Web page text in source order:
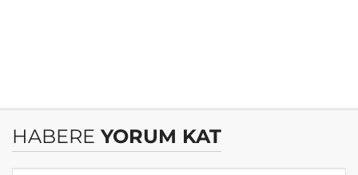
HABERE YORUM KAT